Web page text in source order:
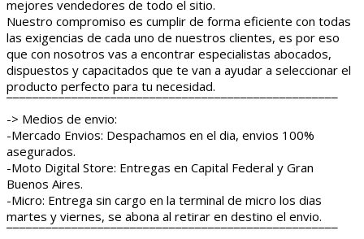
mejores vendedores de todo el sitio.
Nuestro compromiso es cumplir de forma eficiente con todas
las exigencias de cada uno de nuestros clientes, es por eso
que con nosotros vas a encontrar especialistas abocados,
dispuestos y capacitados que te van a ayudar a seleccionar el
producto perfecto para tu necesidad.
¯¯¯¯¯¯¯¯¯¯¯¯¯¯¯¯¯¯¯¯¯¯¯¯¯¯¯¯¯¯¯¯¯¯¯¯¯¯¯¯¯¯¯¯¯¯¯¯¯¯¯
-> Medios de envio:
-Mercado Envios: Despachamos en el dia, envios 100%
asegurados.
-Moto Digital Store: Entregas en Capital Federal y Gran
Buenos Aires.
-Micro: Entrega sin cargo en la terminal de micro los dias
martes y viernes, se abona al retirar en destino el envio.
¯¯¯¯¯¯¯¯¯¯¯¯¯¯¯¯¯¯¯¯¯¯¯¯¯¯¯¯¯¯¯¯¯¯¯¯¯¯¯¯¯¯¯¯¯¯¯¯¯¯¯